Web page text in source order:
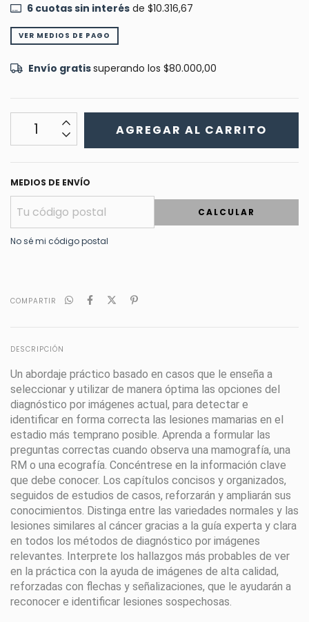
6cuotas sin interésde $10.316,67
VER MEDIOS DE PAGO
Envío gratissuperando los $80.000,00
MEDIOS DE ENVÍO
CALCULAR
No sé mi código postal
COMPARTIR
DESCRIPCIÓN
Un abordaje práctico basado en casos que le enseña a
seleccionar y utilizar de manera óptima las opciones del
diagnóstico por imágenes actual, para detectar e
identificar en forma correcta las lesiones mamarias en el
estadio más temprano posible. Aprenda a formular las
preguntas correctas cuando observa una mamografía, una
RM o una ecografía. Concéntrese en la información clave
que debe conocer. Los capítulos concisos y organizados,
seguidos de estudios de casos, reforzarán y ampliarán sus
conocimientos. Distinga entre las variedades normales y las
lesiones similares al cáncer gracias a la guía experta y clara
en todos los métodos de diagnóstico por imágenes
relevantes. Interprete los hallazgos más probables de ver
en la práctica con la ayuda de imágenes de alta calidad,
reforzadas con flechas y señalizaciones, que le ayudarán a
reconocer e identificar lesiones sospechosas.